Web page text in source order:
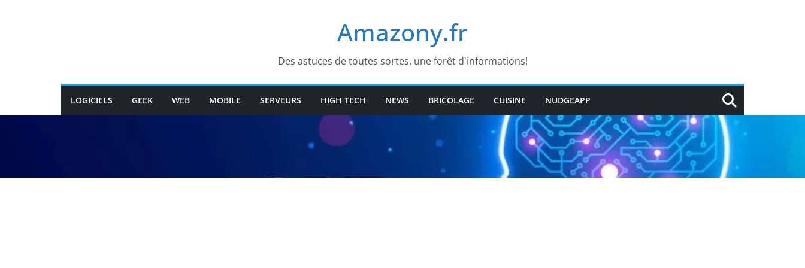
Amazony.fr
Des astuces de toutes sortes, une forêt d'informations!
LOGICIELS GEEK WEB MOBILE SERVEURS HIGH TECH NEWS BRICOLAGE CUISINE NUDGEAPP